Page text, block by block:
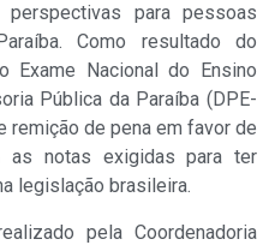
para pessoas
Como resultado do
Exame Nacional do Ensino
Pública da Paraíba (DPE-
de pena em favor de
as notas exigidas para ter
legislação brasileira.
pela Coordenadoria